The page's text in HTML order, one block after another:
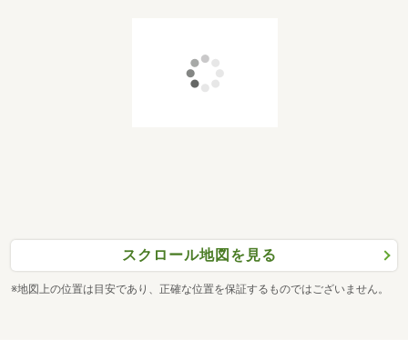
スクロール地図を見る
※地図上の位置は目安であり、正確な位置を保証するものではございません。